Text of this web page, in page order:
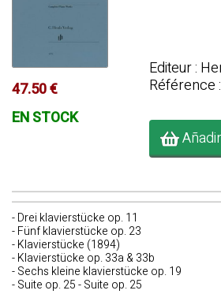
47.50 €
EN STOCK
Editeur :
Référence
- Drei klavierstücke op. 11
- Fünf klavierstücke op. 23
- Klavierstücke (1894)
- Klavierstücke op. 33a & 33b
- Sechs kleine klavierstücke op. 19
- Suite op. 25 - Suite op. 25